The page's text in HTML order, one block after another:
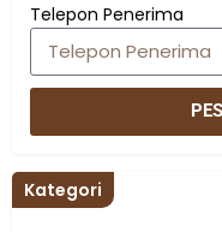
Telepon Penerima
Kategori